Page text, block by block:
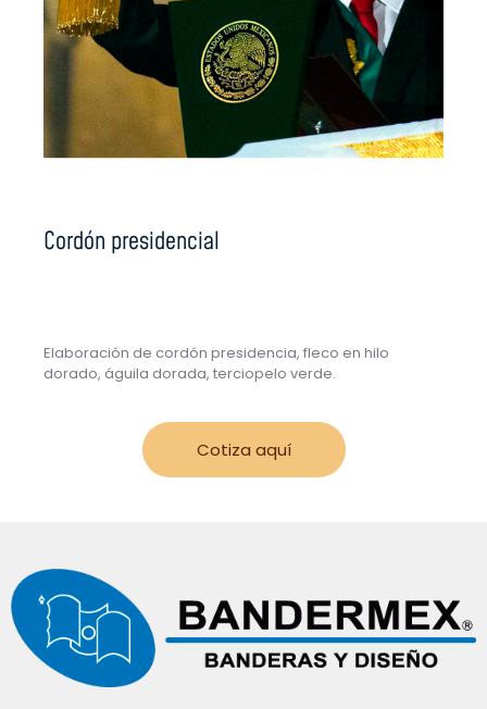
Cordón presidencial
Elaboración de cordón presidencia, fleco en hilo
dorado, águila dorada, terciopelo verde.
Cotiza aquí